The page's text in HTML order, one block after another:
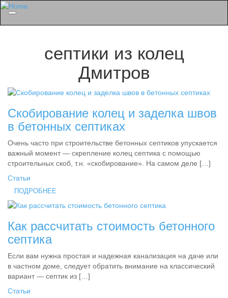
септики из колец
Дмитров
Скобирование колец и заделка швов
в бетонных септиках
Очень часто при строительстве бетонных септиков упускается
важный момент — скрепление колец септика с помощью
строительных скоб, т.н. «скобирование». На самом деле […]
Статьи
ПОДРОБНЕЕ
Как рассчитать стоимость бетонного
септика
Если вам нужна простая и надежная канализация на даче или
в частном доме, следует обратить внимание на классический
вариант — септик из […]
Статьи